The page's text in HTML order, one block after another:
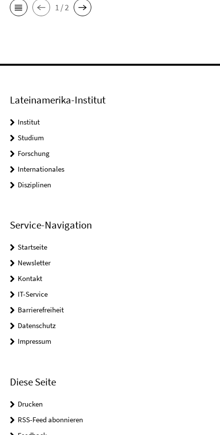
1 / 2
Lateinamerika-Institut
Institut
Studium
Forschung
Internationales
Disziplinen
Service-Navigation
Startseite
Newsletter
Kontakt
IT-Service
Barrierefreiheit
Datenschutz
Impressum
Diese Seite
Drucken
RSS-Feed abonnieren